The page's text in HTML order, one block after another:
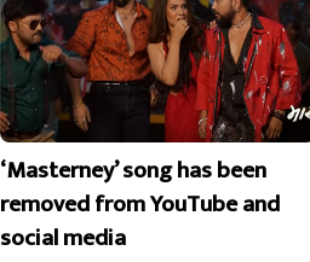
‘Masterney’ song has been
removed from YouTube and
social media